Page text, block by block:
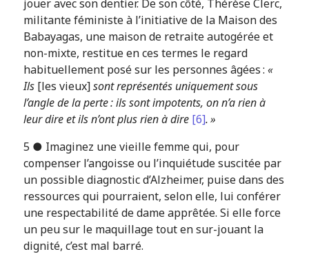
jouer avec son dentier. De son côté, Thérèse Clerc,
militante féministe à l’initiative de la Maison des
Babayagas, une maison de retraite autogérée et
non-mixte, restitue en ces termes le regard
habituellement posé sur les personnes âgées : «
Ils [les vieux]sont représentés uniquement sous
l’angle de la perte : ils sont impotents, on n’a rien à
leur dire et ils n’ont plus rien à dire [6]. »
5 ● Imaginez une vieille femme qui, pour
compenser l’angoisse ou l’inquiétude suscitée par
un possible diagnostic d’Alzheimer, puise dans des
ressources qui pourraient, selon elle, lui conférer
une respectabilité de dame apprêtée. Si elle force
un peu sur le maquillage tout en sur-jouant la
dignité, c’est mal barré.